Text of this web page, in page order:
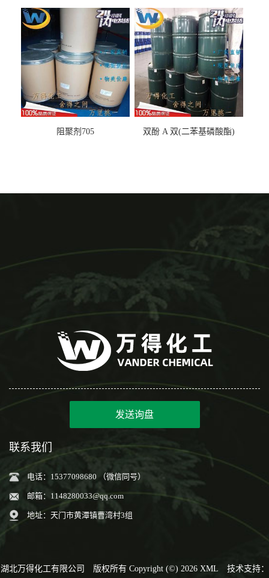
阻聚剂705 双酚 A 双(二苯基磷酸酯)
发送询盘
联系我们
电话：15377098680 （微信同号）
邮箱： 1148280033@qq.com
地址：天门市黄潭镇曹湾村3组
湖北万得化工有限公司 版权所有 Copyright (©) 2026 XML 技术支持：